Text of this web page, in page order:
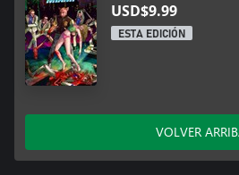
USD$9.99
ESTA EDICIÓN
VOLVER